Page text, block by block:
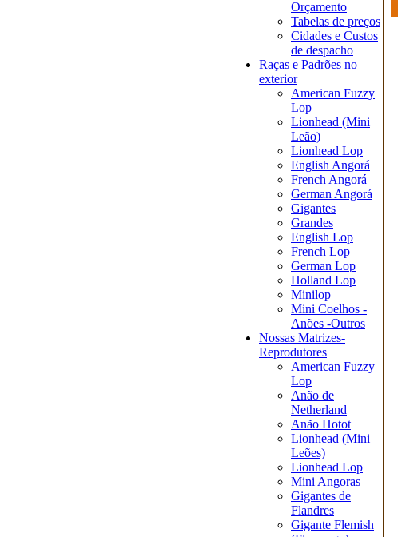
Orçamento
Tabelas de preços
Cidades e Custos
de despacho
Raças e Padrões no
exterior
American Fuzzy
Lop
Lionhead (Mini
Leão)
Lionhead Lop
English Angorá
French Angorá
German Angorá
Gigantes
Grandes
English Lop
French Lop
German Lop
Holland Lop
Minilop
Mini Coelhos -
Anões -Outros
Nossas Matrizes-
Reprodutores
American Fuzzy
Lop
Anão de
Netherland
Anão Hotot
Lionhead (Mini
Leões)
Lionhead Lop
Mini Angoras
Gigantes de
Flandres
Gigante Flemish